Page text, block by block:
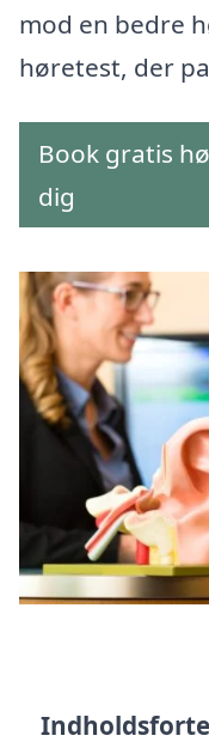
mod en bedre
høretest, der
Book gratis
dig